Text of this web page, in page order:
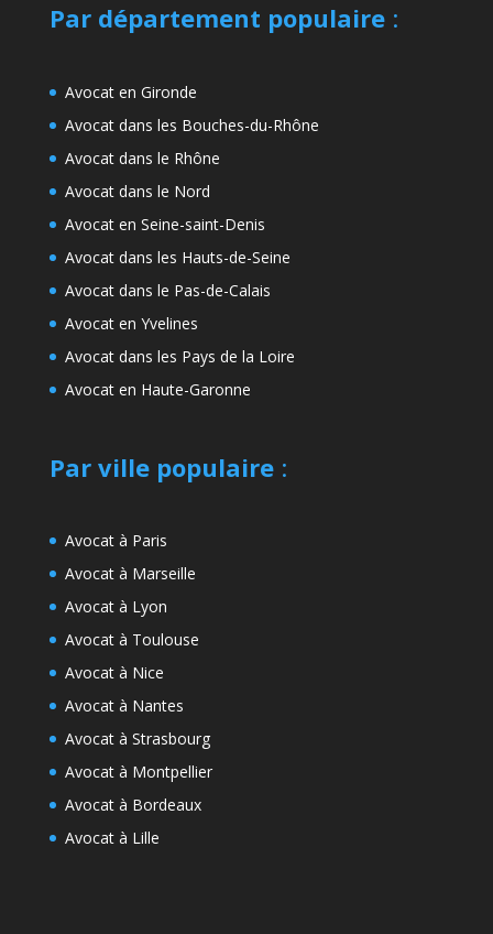
Par département populaire:
Avocat en Gironde
Avocat dans les Bouches-du-Rhône
Avocat dans le Rhône
Avocat dans le Nord
Avocat en Seine-saint-Denis
Avocat dans les Hauts-de-Seine
Avocat dans le Pas-de-Calais
Avocat en Yvelines
Avocat dans les Pays de la Loire
Avocat en Haute-Garonne
Par ville populaire:
Avocat à Paris
Avocat à Marseille
Avocat à Lyon
Avocat à Toulouse
Avocat à Nice
Avocat à Nantes
Avocat à Strasbourg
Avocat à Montpellier
Avocat à Bordeaux
Avocat à Lille